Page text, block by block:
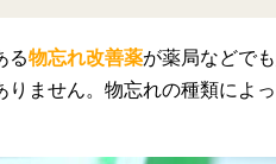
る物忘れ改善薬が薬局などで
りません。物忘れの種類によ